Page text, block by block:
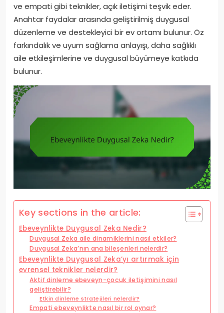
ve empati gibi teknikler, açık iletişimi teşvik eder.
Anahtar faydalar arasında geliştirilmiş duygusal
düzenleme ve destekleyici bir ev ortamı bulunur. Öz
farkındalık ve uyum sağlama anlayışı, daha sağlıklı
aile etkileşimlerine ve duygusal büyümeye katkıda
bulunur.
Key sections in the article:
Ebeveynlikte Duygusal Zeka Nedir?
Duygusal Zeka aile dinamiklerini nasıl etkiler?
Duygusal Zeka’nın ana bileşenleri nelerdir?
Ebeveynlikte Duygusal Zeka’yı artırmak için
evrensel teknikler nelerdir?
Aktif dinleme ebeveyn-çocuk iletişimini nasıl
geliştirebilir?
Etkin dinleme stratejileri nelerdir?
Empati ebeveynlikte nasıl bir rol oynar?